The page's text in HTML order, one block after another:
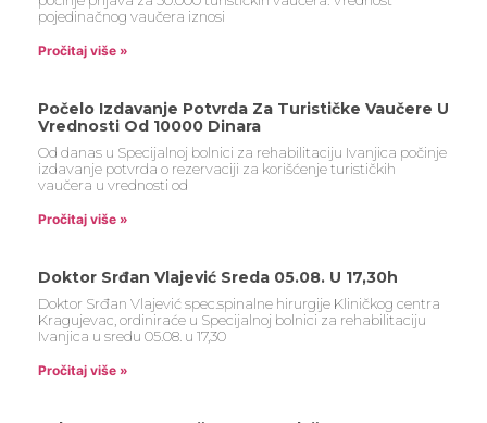
pojedinačnog vaučera iznosi
Pročitaj više »
Počelo Izdavanje Potvrda Za Turističke Vaučere U
Vrednosti Od 10000 Dinara
Od danas u Specijalnoj bolnici za rehabilitaciju Ivanjica počinje
izdavanje potvrda o rezervaciji za korišćenje turističkih
vaučera u vrednosti od
Pročitaj više »
Doktor Srđan Vlajević Sreda 05.08. U 17,30h
Doktor Srđan Vlajević spec.spinalne hirurgije Kliničkog centra
Kragujevac, ordiniraće u Specijalnoj bolnici za rehabilitaciju
Ivanjica u sredu 05.08. u 17,30
Pročitaj više »